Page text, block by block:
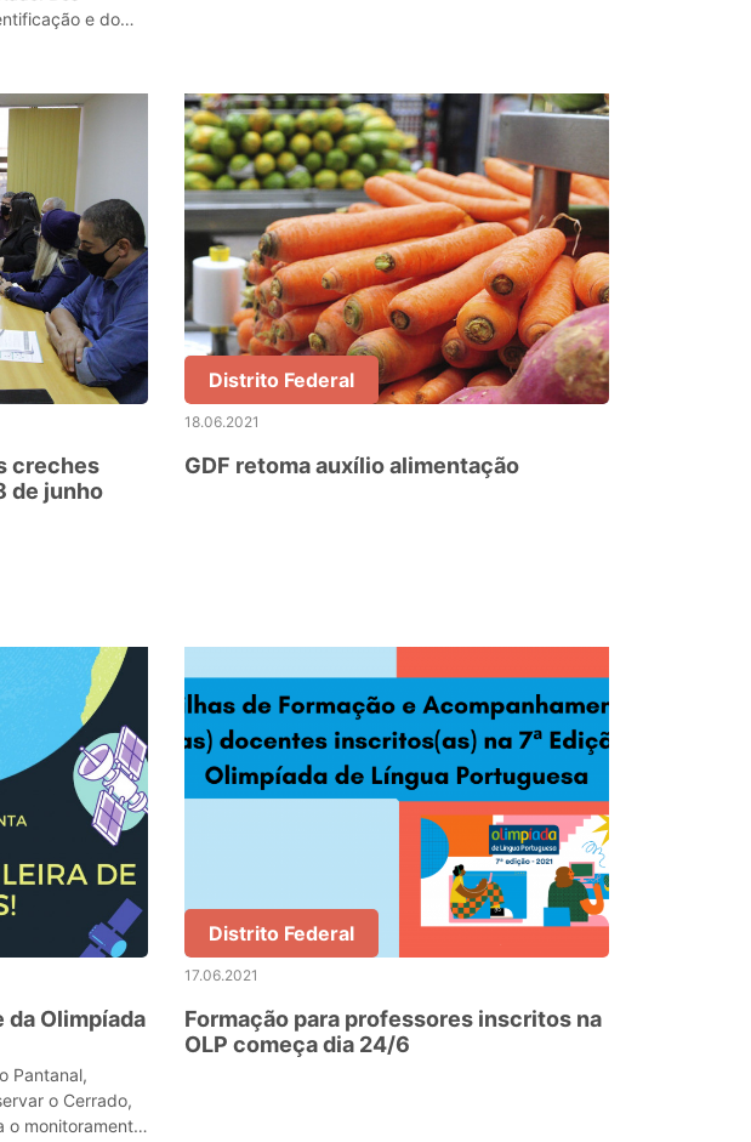
e do
creches
de junho
Distrito Federal
18.06.2021
GDF retoma auxílio alimentação
da Olimpíada
Pantanal,
o Cerrado,
o monitoramento
Distrito Federal
17.06.2021
Formação para professores inscritos na
OLP começa dia 24/6